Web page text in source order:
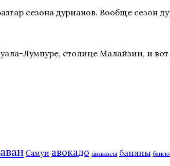
сезона дурианов. Вообще сезон
Лумпуре, столице Малайзии, и
Самуи авокадо ананасы бананы